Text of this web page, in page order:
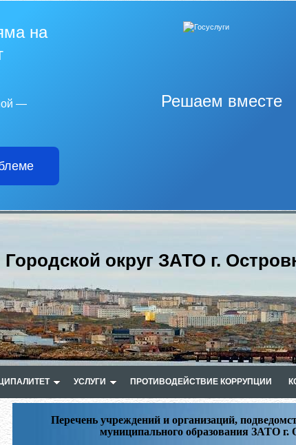
Решаем вместе
на
—
Городской округ ЗАТО г.
УСЛУГИ ПРОТИВОДЕЙСТВИЕ КОРРУПЦИИ
Перечень учреждений и организаций,
муниципального образования ЗАТО